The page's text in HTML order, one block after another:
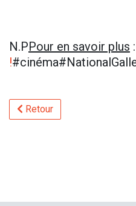
N.PPour en savoir plus
!
Retour